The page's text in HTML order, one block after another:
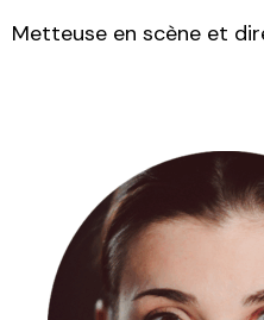
Metteuse en scène et